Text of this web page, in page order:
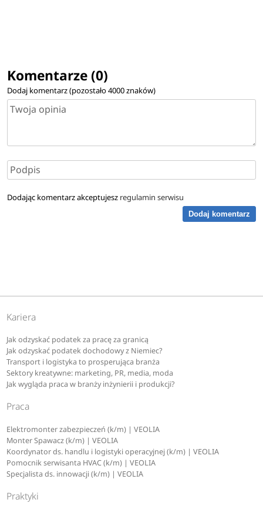
Komentarze (0)
Dodaj komentarz (pozostało4000znaków)
Dodając komentarz akceptujesz regulamin serwisu
Dodaj komentarz
Kariera
Jak odzyskać podatek za pracę za granicą
Jak odzyskać podatek dochodowy z Niemiec?
Transport i logistyka to prosperująca branża
Sektory kreatywne: marketing, PR, media, moda
Jak wygląda praca w branży inżynierii i produkcji?
Praca
Elektromonter zabezpieczeń (k/m) | VEOLIA
Monter Spawacz (k/m) | VEOLIA
Koordynator ds. handlu i logistyki operacyjnej (k/m) | VEOLIA
Pomocnik serwisanta HVAC (k/m) | VEOLIA
Specjalista ds. innowacji (k/m) | VEOLIA
Praktyki